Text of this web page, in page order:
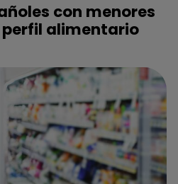
con menores
perfil alimentario